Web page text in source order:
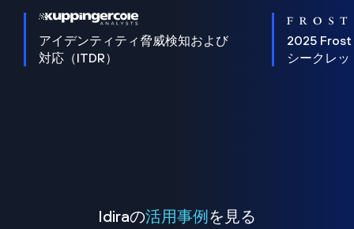
アイデンティティ脅威検知および
対応（ITDR）
2025 Frost
シークレッ
Idiraの活用事例を見る